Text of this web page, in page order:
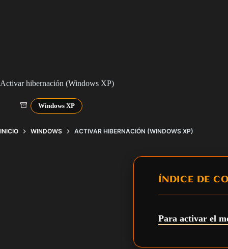
Activar hibernación (Windows XP)
Windows XP
INICIO WINDOWS ACTIVAR HIBERNACIÓN (WINDOWS XP)
ÍNDICE DE
Para activar el